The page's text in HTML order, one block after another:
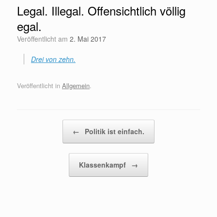
Legal. Illegal. Offensichtlich völlig
egal.
Veröffentlicht am 2. Mai 2017
Drei von zehn.
Veröffentlicht in Allgemein.
← Politik ist einfach.
Klassenkampf →